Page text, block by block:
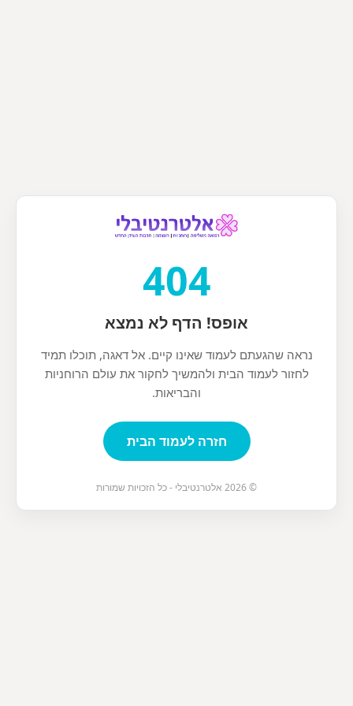
404
אופס! הדף לא נמצא
נראה שהגעתם לעמוד שאינו קיים. אל דאגה, תוכלו תמיד
לחזור לעמוד הבית ולהמשיך לחקור את עולם הרוחניות
והבריאות.
חזרה לעמוד הבית
© 2026 אלטרנטיבלי - כל הזכויות שמורות